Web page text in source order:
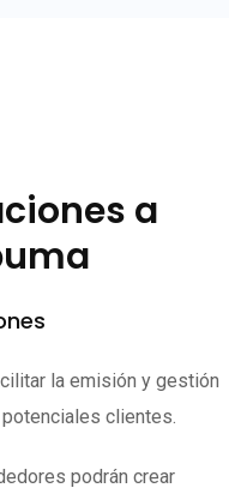
a
la emisión y gestión
clientes.
podrán crear